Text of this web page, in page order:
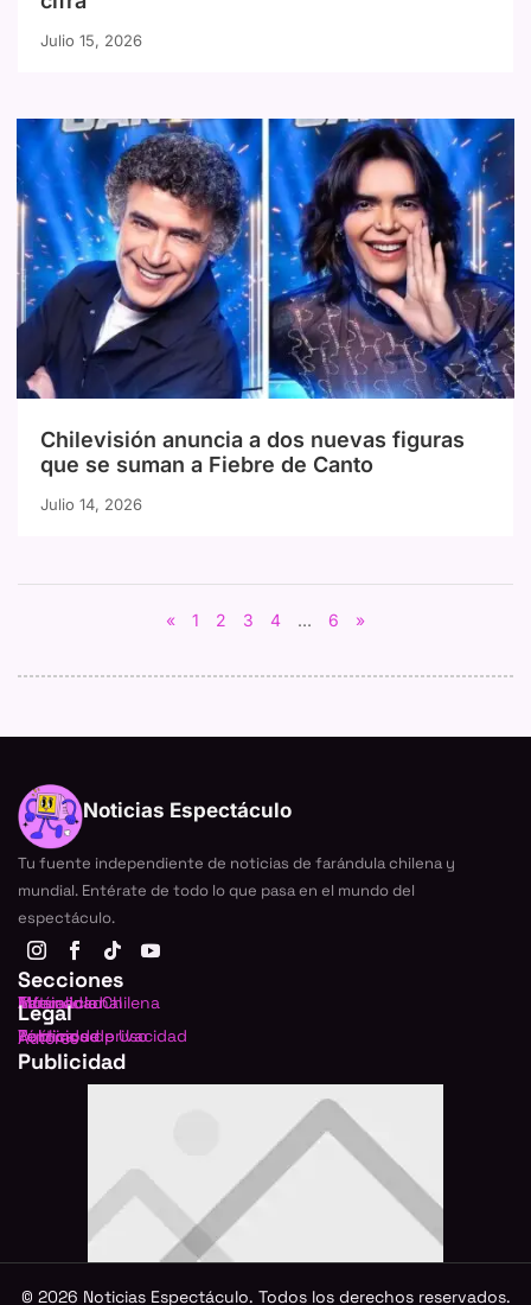
Julio 15, 2026
Chilevisión anuncia a dos nuevas figuras
que se suman a Fiebre de Canto
Julio 14, 2026
« 1 2 3 4 … 6 »
Noticias Espectáculo
Tu fuente independiente de noticias de farándula chilena y
mundial. Entérate de todo lo que pasa en el mundo del
espectáculo.
Secciones
Farándula Chilena
Internacional
TV
Música
Actualidad
Legal
Política de privacidad
Términos de Uso
Publicidad
Autores
Publicidad
© 2026 Noticias Espectáculo. Todos los derechos reservados.